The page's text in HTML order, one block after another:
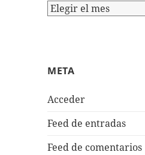
Archivo
META
Acceder
Feed de entradas
Feed de comentarios